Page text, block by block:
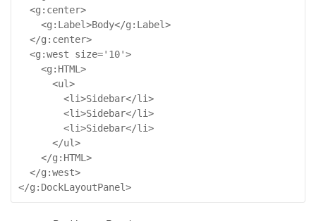
  <g:center>
    <g:Label>Body</g:Label>
  </g:center>
  <g:west size='10'>
    <g:HTML>
      <ul>
        <li>Sidebar</li>
        <li>Sidebar</li>
        <li>Sidebar</li>
      </ul>
    </g:HTML>
  </g:west>
</g:DockLayoutPanel>